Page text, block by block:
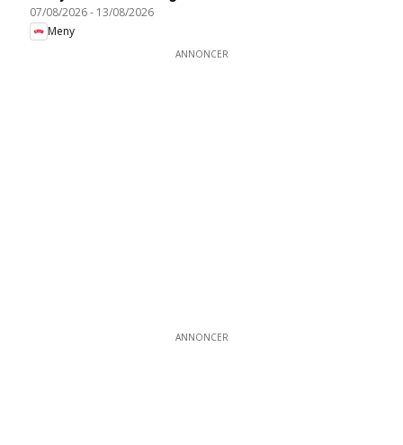
07/08/2026- 13/08/2026
Meny
ANNONCER
ANNONCER